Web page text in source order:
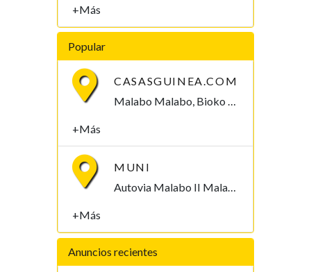
+Más
Popular
CASASGUINEA.COM
Malabo Malabo, Bioko Norte , Guinea Ecuatorial
+Más
MUNI
Autovia Malabo II Malabo, Bioko Norte , Guinea Ecuatorial
+Más
Anuncios recientes